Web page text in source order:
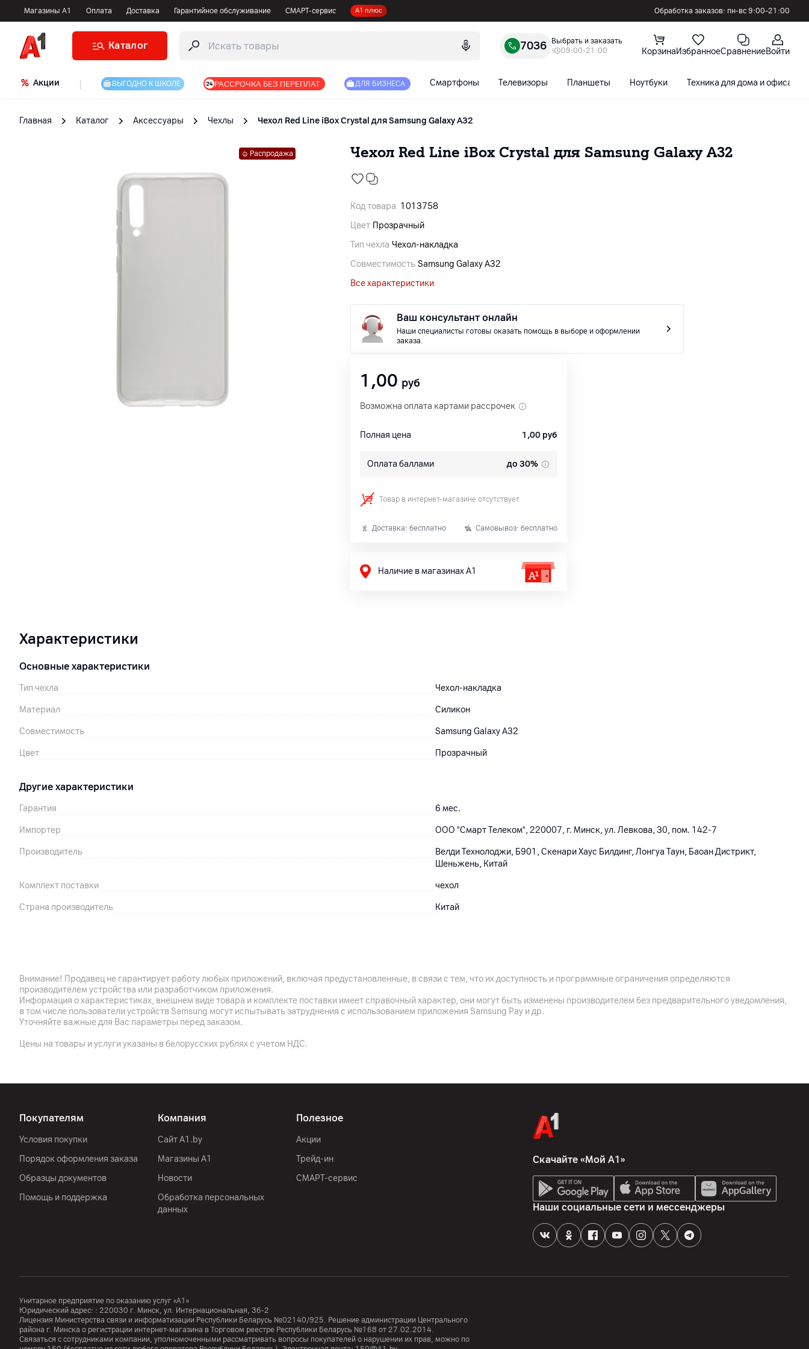
Магазины А1 Оплата Доставка Гарантийное обслуживание СМАРТ-сервис А1 плюс Обработка заказов: пн-вс 9:00–21:00
Каталог 7036
Выбрать и заказать
09:00-21:00
КорзинаИзбранноеСравнениеВойти
Акции ВЫГОДНО К ШКОЛЕ РАССРОЧКА БЕЗ ПЕРЕПЛАТ ДЛЯ БИЗНЕСА Смартфоны Телевизоры Планшеты Ноутбуки Техника для дома и офиса
Главная Каталог Аксессуары Чехлы Чехол Red Line iBox Crystal для Samsung Galaxy A32
Распродажа Чехол Red Line iBox Crystal для Samsung Galaxy A32
Код товара 1013758
Цвет Прозрачный
Тип чехла Чехол-накладка
Совместимость Samsung Galaxy A32
Все характеристики
Ваш консультант онлайн
Наши специалисты готовы оказать помощь в выборе и оформлении
заказа.
1,00 руб
Возможна оплата картами рассрочек
Полная цена 1,00 руб
Оплата баллами до 30%
Товар в интернет-магазине отсутствует
Доставка: бесплатно Самовывоз: бесплатно
Наличие в магазинах А1
Характеристики
Основные характеристики
Тип чехла Чехол-накладка
Материал Силикон
Совместимость Samsung Galaxy A32
Цвет Прозрачный
Другие характеристики
Гарантия 6 мес.
Импортер ООО "Смарт Телеком", 220007, г. Минск, ул. Левкова, 30, пом. 142-7
Производитель
Велди Технолоджи, Б901, Скенари Хаус Билдинг, Лонгуа Таун, Баоан Дистрикт,
Шеньжень, Китай
Комплект поставки чехол
Страна производитель Китай
Внимание! Продавец не гарантирует работу любых приложений, включая предустановленные, в связи с тем, что их доступность и программные ограничения определяются
производителем устройства или разработчиком приложения.
Информация о характеристиках, внешнем виде товара и комплекте поставки имеет справочный характер, они могут быть изменены производителем без предварительного уведомления,
в том числе пользователи устройств Samsung могут испытывать затруднения с использованием приложения Samsung Pay и др.
Уточняйте важные для Вас параметры перед заказом.
Цены на товары и услуги указаны в белорусских рублях с учетом НДС.
Покупателям
Условия покупки
Порядок оформления заказа
Образцы документов
Помощь и поддержка
Компания
Сайт A1.by
Магазины А1
Новости
Обработка персональных
данных
Полезное
Акции
Трейд-ин
СМАРТ-сервис
Скачайте «Мой А1»
Наши социальные сети и мессенджеры
Унитарное предприятие по оказанию услуг «А1»
Юридический адрес: : 220030 г. Минск, ул. Интернациональная, 36-2
Лицензия Министерства связи и информатизации Республики Беларусь №02140/925. Решение администрации Центрального
района г. Минска о регистрации интернет-магазина в Торговом реестре Республики Беларусь №168 от 27.02.2014.
Связаться с сотрудниками компании, уполномоченными рассматривать вопросы покупателей о нарушении их прав, можно по